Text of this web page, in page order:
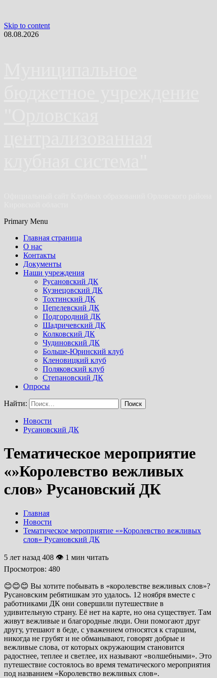
Skip to content
08.08.2026
Primary Menu
Главная страница
О нас
Контакты
Документы
Наши учреждения
Русановский ДК
Кузнецовский ДК
Тохтинский ДК
Цепелевский ДК
Подгородний ДК
Шадричевский ДК
Колковский ДК
Чудиновский ДК
Больше-Юринский клуб
Кленовицкий клуб
Поляковский клуб
Степановский ДК
Опросы
Найти:
Новости
Русановский ДК
Тематическое мероприятие
«»Королевство вежливых
слов» Русановский ДК
Главная
Новости
Тематическое мероприятие «»Королевство вежливых
слов» Русановский ДК
5 лет назад 408 👁 1 мин читать
Просмотров: 480
😊😊😊 Вы хотите побывать в «королевстве вежливых слов»?
Русановским ребятишкам это удалось. 12 ноября вместе с
работниками ДК они совершили путешествие в
удивительную страну. Её нет на карте, но она существует. Там
живут вежливые и благородные люди. Они помогают друг
другу, утешают в беде, с уважением относятся к старшим,
никогда не грубят и не обманывают, говорят добрые и
вежливые слова, от которых окружающим становится
радостнее, теплее и светлее, их называют «волшебными». Это
путешествие состоялось во время тематического мероприятия
под названием «Королевство вежливых слов».